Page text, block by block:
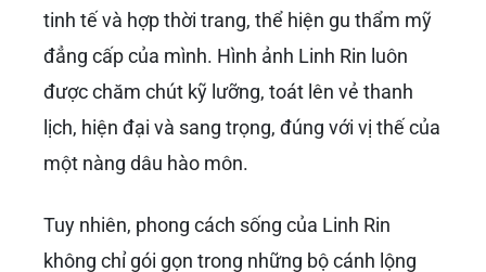
tinh tế và hợp thời trang, thể hiện gu thẩm mỹ
đẳng cấp của mình. Hình ảnh Linh Rin luôn
được chăm chút kỹ lưỡng, toát lên vẻ thanh
lịch, hiện đại và sang trọng, đúng với vị thế của
một nàng dâu hào môn.
Tuy nhiên, phong cách sống của Linh Rin
không chỉ gói gọn trong những bộ cánh lộng